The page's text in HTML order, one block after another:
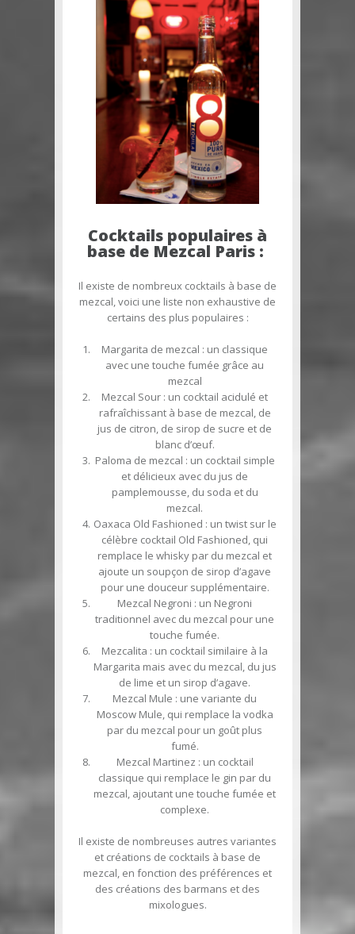
Cocktails populaires à
base de Mezcal Paris :
Il existe de nombreux cocktails à base de
mezcal, voici une liste non exhaustive de
certains des plus populaires :
Margarita de mezcal : un classique
avec une touche fumée grâce au
mezcal
Mezcal Sour : un cocktail acidulé et
rafraîchissant à base de mezcal, de
jus de citron, de sirop de sucre et de
blanc d’œuf.
Paloma de mezcal : un cocktail simple
et délicieux avec du jus de
pamplemousse, du soda et du
mezcal.
Oaxaca Old Fashioned : un twist sur le
célèbre cocktail Old Fashioned, qui
remplace le whisky par du mezcal et
ajoute un soupçon de sirop d’agave
pour une douceur supplémentaire.
Mezcal Negroni : un Negroni
traditionnel avec du mezcal pour une
touche fumée.
Mezcalita : un cocktail similaire à la
Margarita mais avec du mezcal, du jus
de lime et un sirop d’agave.
Mezcal Mule : une variante du
Moscow Mule, qui remplace la vodka
par du mezcal pour un goût plus
fumé.
Mezcal Martinez : un cocktail
classique qui remplace le gin par du
mezcal, ajoutant une touche fumée et
complexe.
Il existe de nombreuses autres variantes
et créations de cocktails à base de
mezcal, en fonction des préférences et
des créations des barmans et des
mixologues.